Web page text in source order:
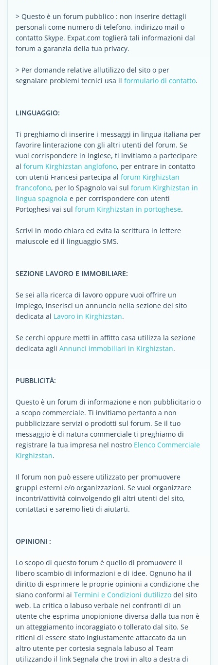
> Questo è un forum pubblico : non inserire dettagli
personali come numero di telefono, indirizzo mail o
contatto Skype. Expat.com toglierà tali informazioni dal
forum a garanzia della tua privacy.
> Per domande relative allutilizzo del sito o per
segnalare problemi tecnici usa il formulario di contatto.
LINGUAGGIO:
Ti preghiamo di inserire i messaggi in lingua italiana per
favorire linterazione con gli altri utenti del forum. Se
vuoi corrispondere in Inglese, ti invitiamo a partecipare
al forum Kirghizstan anglofono, per entrare in contatto
con utenti Francesi partecipa al forum Kirghizstan
francofono, per lo Spagnolo vai sul forum Kirghizstan in
lingua spagnola e per corrispondere con utenti
Portoghesi vai sul forum Kirghizstan in portoghese.
Scrivi in modo chiaro ed evita la scrittura in lettere
maiuscole ed il linguaggio SMS.
SEZIONE LAVORO E IMMOBILIARE:
Se sei alla ricerca di lavoro oppure vuoi offrire un
impiego, inserisci un annuncio nella sezione del sito
dedicata al Lavoro in Kirghizstan.
Se cerchi oppure metti in affitto casa utilizza la sezione
dedicata agli Annunci immobiliari in Kirghizstan.
PUBBLICITÀ:
Questo è un forum di informazione e non pubblicitario o
a scopo commerciale. Ti invitiamo pertanto a non
pubblicizzare servizi o prodotti sul forum. Se il tuo
messaggio è di natura commerciale ti preghiamo di
registrare la tua impresa nel nostro Elenco Commerciale
Kirghizstan.
Il forum non può essere utilizzato per promuovere
gruppi esterni e/o organizzazioni. Se vuoi organizzare
incontri/attività coinvolgendo gli altri utenti del sito,
contattaci e saremo lieti di aiutarti.
OPINIONI :
Lo scopo di questo forum è quello di promuovere il
libero scambio di informazioni e di idee. Ognuno ha il
diritto di esprimere le proprie opinioni a condizione che
siano conformi ai Termini e Condizioni dutilizzo del sito
web. La critica o labuso verbale nei confronti di un
utente che esprima unopionione diversa dalla tua non è
un atteggiamento incoraggiato o tollerato dal sito. Se
ritieni di essere stato ingiustamente attaccato da un
altro utente per cortesia segnala labuso al Team
utilizzando il link Segnala che trovi in alto a destra di